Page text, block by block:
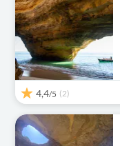
4,4/5 (2)